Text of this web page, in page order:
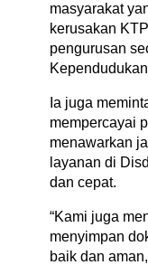
masyarakat
kerusakan
pengurusan
Ia juga
mempercayai
menawarkan
layanan di
dan cepat.
“Kami juga
menyimpan
baik dan